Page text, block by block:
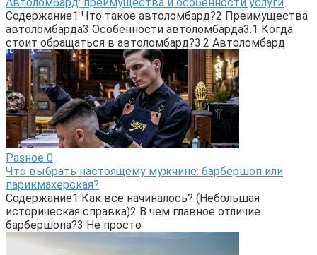
Содержание1 Что такое автоломбард?2 Преимущества
автоломбарда3 Особенности автоломбарда3.1 Когда
стоит обращаться в автоломбард?3.2 Автоломбард
Разное 0
Что выбрать настоящему мужчине: барбершоп или
парикмахерская?
Содержание1 Как все начиналось? (Небольшая
историческая справка)2 В чем главное отличие
барбершопа?3 Не просто